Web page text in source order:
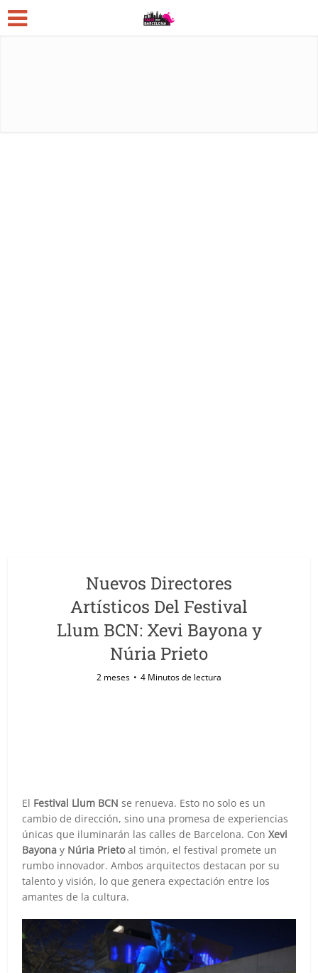
Nuevos Directores
Artísticos Del Festival
Llum BCN: Xevi Bayona y
Núria Prieto
2 meses 4 Minutos de lectura
El Festival Llum BCN se renueva. Esto no solo es un
cambio de dirección, sino una promesa de experiencias
únicas que iluminarán las calles de Barcelona. ConXevi
Bayona y Núria Prietoal timón, el festival promete un
rumbo innovador. Ambos arquitectos destacan por su
talento y visión, lo que genera expectación entre los
amantes de la cultura.